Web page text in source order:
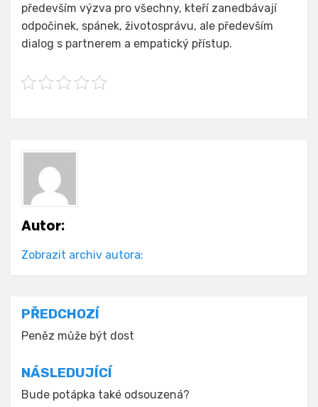
především výzva pro všechny, kteří zanedbávají
odpočinek, spánek, životosprávu, ale především
dialog s partnerem a empatický přístup.
Autor:
Zobrazit archiv autora:
Navigace
pro
příspěvek
PŘEDCHOZÍ
Peněz může být dost
NÁSLEDUJÍCÍ
Bude potápka také odsouzená?